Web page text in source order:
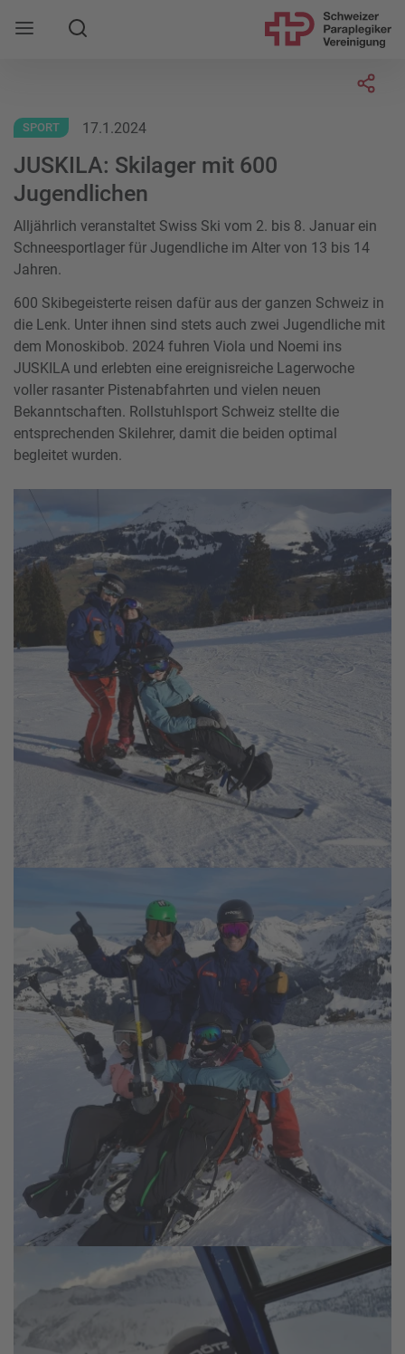
Mobile Navigation öffnen
Suche
SPORT 17.1.2024
JUSKILA: Skilager mit 600
Jugendlichen
Alljährlich veranstaltet Swiss Ski vom 2. bis 8. Januar ein
Schneesportlager für Jugendliche im Alter von 13 bis 14
Jahren.
600 Skibegeisterte reisen dafür aus der ganzen Schweiz in
die Lenk. Unter ihnen sind stets auch zwei Jugendliche mit
dem Monoskibob. 2024 fuhren Viola und Noemi ins
JUSKILA und erlebten eine ereignisreiche Lagerwoche
voller rasanter Pistenabfahrten und vielen neuen
Bekanntschaften. Rollstuhlsport Schweiz stellte die
entsprechenden Skilehrer, damit die beiden optimal
begleitet wurden.